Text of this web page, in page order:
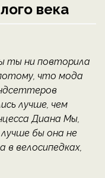
века
ты ни повторила
что мода
лучше, чем
Диана Мы,
бы она не
в велосипедках,